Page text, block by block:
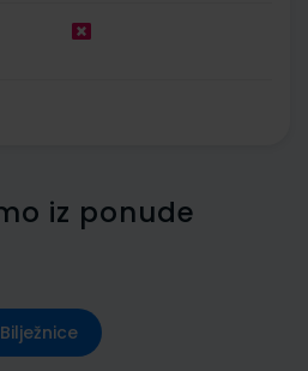
iz ponude
Bilježnice